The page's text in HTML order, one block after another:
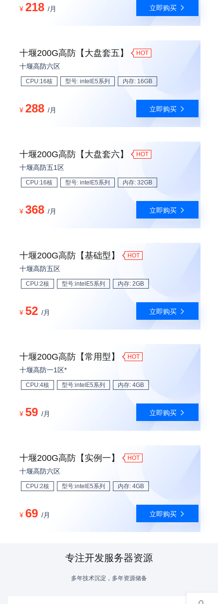
¥ 218 /月 立即购买
十堰200G高防【大盘套五】 HOT
十堰高防六区
CPU:16核 型号: intelE5系列 内存: 16GB
¥ 288 /月 立即购买
十堰200G高防【大盘套六】 HOT
十堰高防五1区
CPU:16核 型号: intelE5系列 内存: 32GB
¥ 368 /月 立即购买
十堰200G高防【基础型】 HOT
十堰高防五区
CPU:2核 型号:intelE5系列 内存: 2GB
¥ 52 /月 立即购买
十堰200G高防【常用型】 HOT
十堰高防一1区*
CPU:4核 型号:intelE5系列 内存: 4GB
¥ 59 /月 立即购买
十堰200G高防【实例一】 HOT
十堰高防六区
CPU:2核 型号:intelE5系列 内存: 4GB
¥ 69 /月 立即购买
专注开发服务器资源
多年技术沉淀，多年资源储备